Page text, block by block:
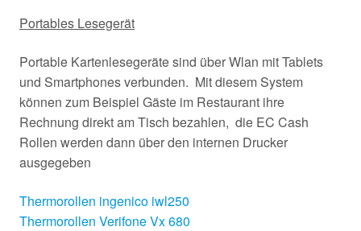
Portables Lesegerät
Portable Kartenlesegeräte sind über Wlan mit Tablets
und Smartphones verbunden. Mit diesem System
können zum Beispiel Gäste im Restaurant ihre
Rechnung direkt am Tisch bezahlen, die EC Cash
Rollen werden dann über den internen Drucker
ausgegeben
Thermorollen ingenico iwl250
Thermorollen Verifone Vx 680